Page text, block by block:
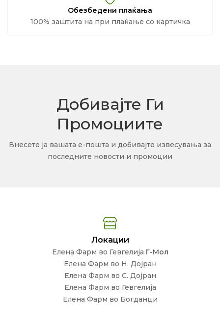
Обезбедени плаќања
100% заштита на при плаќање со картичка
Добивајте Ги
Промоциите
Внесете ја вашата е-пошта и добивајте извесувања за
последните новости и промоции
Локации
Елена Фарм во Гевгелија Г-Мол
Елена Фарм во Н. Дојран
Елена Фарм во С. Дојран
Елена Фарм во Гевгелија
Елена Фарм во Богданци